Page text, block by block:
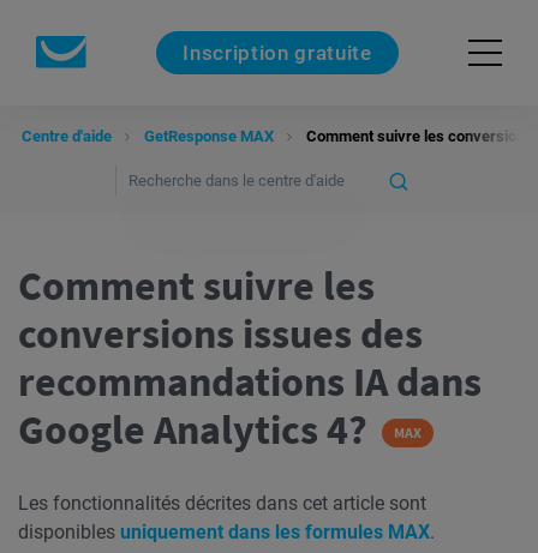
Inscription gratuite
Centre d'aide GetResponse MAX Comment suivre les
Comment suivre les
conversions issues des
recommandations IA dans
Google Analytics 4?
MAX
Les fonctionnalités décrites dans cet article sont
disponibles uniquement dans les formules MAX.